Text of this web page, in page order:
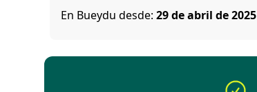
En Bueydu desde: 29 de abril de 2025